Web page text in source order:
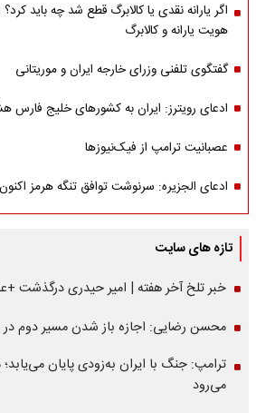
اگر یارانه نقدی یا کالابرگ قطع شد چه باید
هویت یارانه و کالابرگ
گفتگوی تلفنی وزرای خارجه ایران و موریتانی
ادعای رویترز: ایران به کشورهای خلیج فارس
عصبانیت ترامپ از فیک‌نیوزها
ادعای الجزیره: سرنوشت توافق تنگه هرمز
تازه های سایت
خبر تلخ آخر هفته | امیر حیدری درگذشت
محسن رضایی: اجازه باز شدن مسیر دوم در
ترامپ: جنگ با ایران به‌زودی پایان
می‌رود